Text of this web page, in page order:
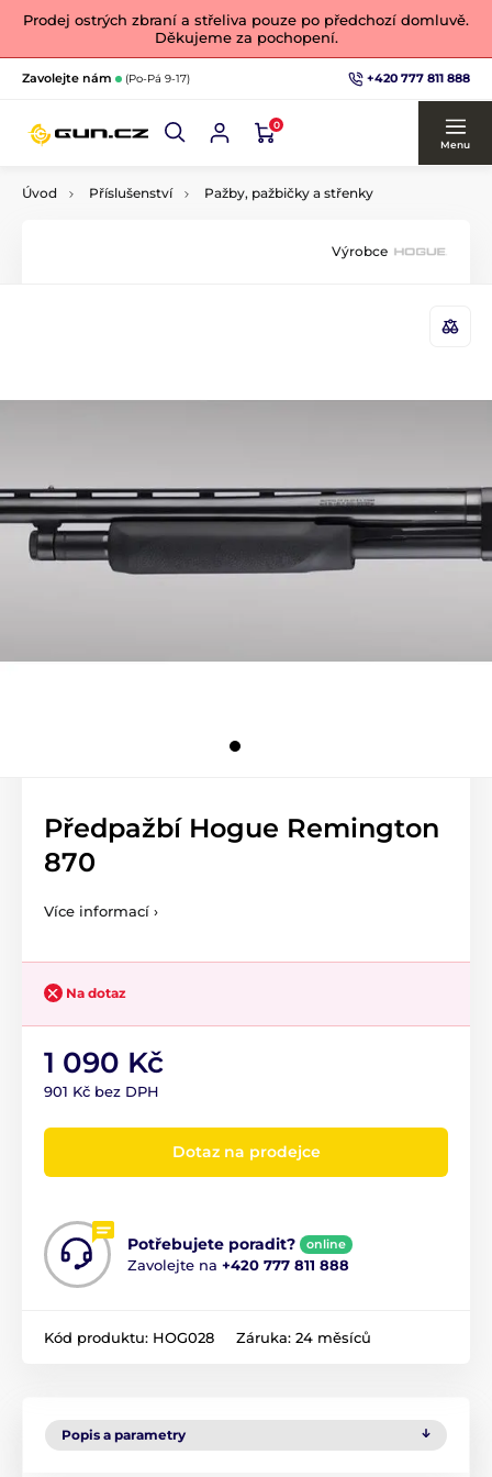
Prodej ostrých zbraní a střeliva pouze po předchozí domluvě.
Děkujeme za pochopení.
Zavolejte nám (Po-Pá 9-17) +420 777 811 888
0
Menu
Úvod Příslušenství Pažby, pažbičky a střenky
Výrobce
Předpažbí Hogue Remington
870
Více informací ›
Na dotaz
1 090 Kč
901 Kč bez DPH
Dotaz na prodejce
Potřebujete poradit? online
Zavolejte na +420 777 811 888
Kód produktu: HOG028 Záruka: 24 měsíců
Popis a parametry